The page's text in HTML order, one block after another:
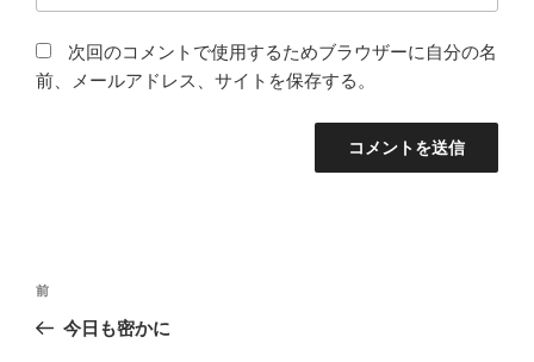
次回のコメントで使用するためブラウザーに自分の名
前、メールアドレス、サイトを保存する。
投
ナ
前
の
前
今日も密かに